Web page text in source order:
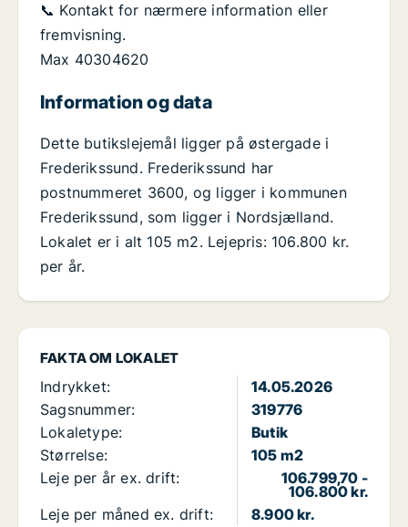
FAKTA OM LOKALET
Indrykket:
14.05.2026
Sagsnummer:
319776
Lokaletype:
Butik
Størrelse:
105 m2
Leje per år ex. drift:
106.799,70 -
106.800 kr.
Leje per måned ex. drift:
8.900 kr.
📞 Kontakt for nærmere information eller
fremvisning.
Max 40304620
Information og data
Dette butikslejemål ligger på østergade i
Frederikssund. Frederikssund har
postnummeret 3600, og ligger i kommunen
Frederikssund, som ligger i Nordsjælland.
Lokalet er i alt 105 m2. Lejepris: 106.800 kr.
per år.